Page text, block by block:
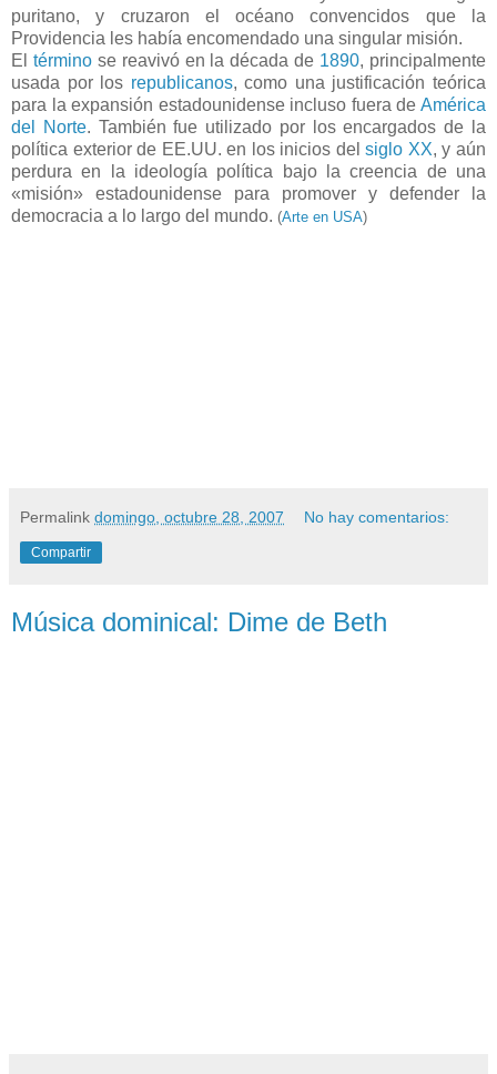
puritano, y cruzaron el océano convencidos que la
Providencia les había encomendado una singular misión.
El términose reavivó en la década de 1890, principalmente
usada por los republicanos, como una justificación teórica
para la expansión estadounidense incluso fuera de América
del Norte. También fue utilizado por los encargados de la
política exterior de EE.UU. en los inicios delsiglo XX, y aún
perdura en la ideología política bajo la creencia de una
«misión» estadounidense para promover y defender la
democracia a lo largo del mundo. (Arte en USA)
Permalink domingo, octubre 28, 2007 No hay comentarios:
Compartir
Música dominical: Dime de Beth